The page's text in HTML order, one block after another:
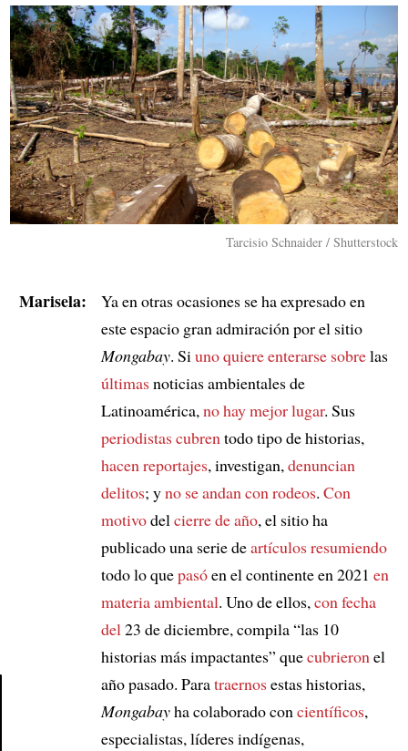
Tarcisio Schnaider / Shutterstock
Marisela:
Ya en otras ocasiones se ha expresado en
este espacio gran admiración por el sitio
Mongabay. Si uno quiere enterarse sobrelas
últimasnoticias ambientales de
Latinoamérica, no hay mejor lugar. Sus
periodistas cubren todo tipo de historias,
hacen reportajes, investigan, denuncian
delitos; yno se andan con rodeos. Con
motivodel cierre de año, el sitio ha
publicado una serie deartículos resumiendo
todo lo quepasóen el continente en 2021 en
materia ambiental. Uno de ellos, con fecha
del 23 de diciembre, compila “las 10
historias más impactantes” quecubrieron el
año pasado. Paratraernosestas historias,
Mongabayha colaborado con científicos,
especialistas, líderes indígenas,